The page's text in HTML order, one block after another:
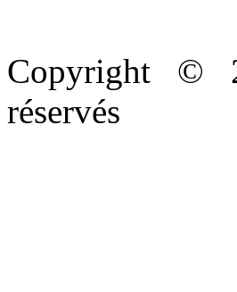
Copyright ©
réservés